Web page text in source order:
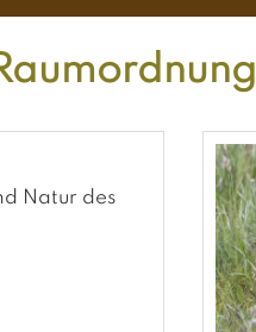
Natur des